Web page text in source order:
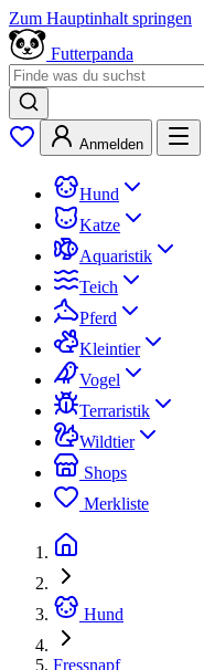
Zum Hauptinhalt springen
Futterpanda
Anmelden
Hund
Katze
Aquaristik
Teich
Pferd
Kleintier
Vogel
Terraristik
Wildtier
Shops
Merkliste
Hund
Fressnapf